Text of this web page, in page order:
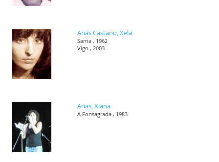
Arias Castaño, Xela
Sarria , 1962
Vigo , 2003
Arias, Xiana
A Fonsagrada , 1983